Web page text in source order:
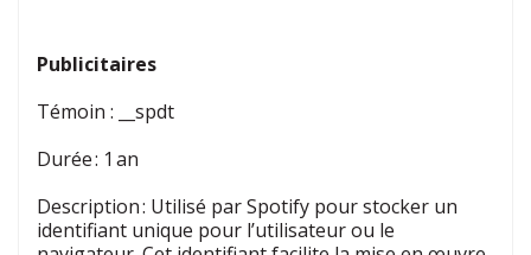
Publicitaires
Témoin :
__spdt
Durée : 1 an
Description : Utilisé par Spotify pour stocker un
identifiant unique pour l’utilisateur ou le